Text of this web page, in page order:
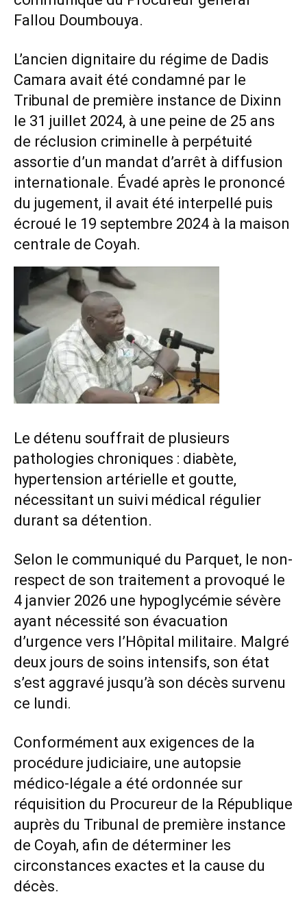
Fallou Doumbouya.
L’ancien dignitaire du régime de Dadis
Camara avait été condamné par le
Tribunal de première instance de Dixinn
le 31 juillet 2024, à une peine de 25 ans
de réclusion criminelle à perpétuité
assortie d’un mandat d’arrêt à diffusion
internationale. Évadé après le prononcé
du jugement, il avait été interpellé puis
écroué le 19 septembre 2024 à la maison
centrale de Coyah.
Le détenu souffrait de plusieurs
pathologies chroniques : diabète,
hypertension artérielle et goutte,
nécessitant un suivi médical régulier
durant sa détention.
Selon le communiqué du Parquet, le non-
respect de son traitement a provoqué le
4 janvier 2026 une hypoglycémie sévère
ayant nécessité son évacuation
d’urgence vers l’Hôpital militaire. Malgré
deux jours de soins intensifs, son état
s’est aggravé jusqu’à son décès survenu
ce lundi.
Conformément aux exigences de la
procédure judiciaire, une autopsie
médico-légale a été ordonnée sur
réquisition du Procureur de la République
auprès du Tribunal de première instance
de Coyah, afin de déterminer les
circonstances exactes et la cause du
décès.